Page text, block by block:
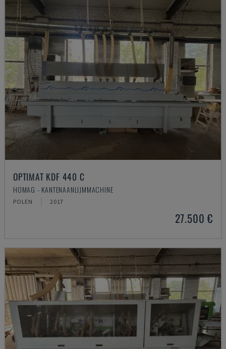
OPTIMAT KDF 440 C
HOMAG - KANTENAANLIJMMACHINE
POLEN 2017
27.500 €